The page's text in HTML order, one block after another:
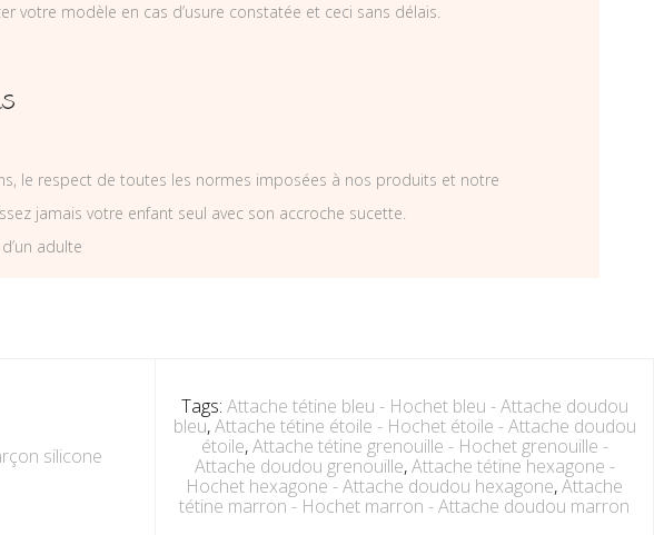
votre modèle en cas d’usure constatée et ceci sans délais.
le respect de toutes les normes imposées à nos produits et notre
jamais votre enfant seul avec son accroche sucette.
adulte
silicone
Tags: Attache tétine bleu - Hochet bleu - Attache doudou
bleu,Attache tétine étoile - Hochet étoile - Attache doudou
étoile,Attache tétine grenouille - Hochet grenouille -
Attache doudou grenouille,Attache tétine hexagone -
Hochet hexagone - Attache doudou hexagone,Attache
tétine marron - Hochet marron - Attache doudou marron